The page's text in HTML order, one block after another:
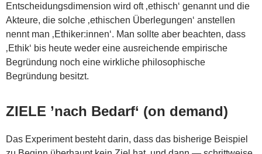
Entscheidungsdimension wird oft ‚ethisch‘ genannt und die
Akteure, die solche ‚ethischen Überlegungen‘ anstellen
nennt man ‚Ethiker:innen‘. Man sollte aber beachten, dass
‚Ethik‘ bis heute weder eine ausreichende empirische
Begründung noch eine wirkliche philosophische
Begründung besitzt.
ZIELE ’nach Bedarf‘ (on demand)
Das Experiment besteht darin, dass das bisherige Beispiel